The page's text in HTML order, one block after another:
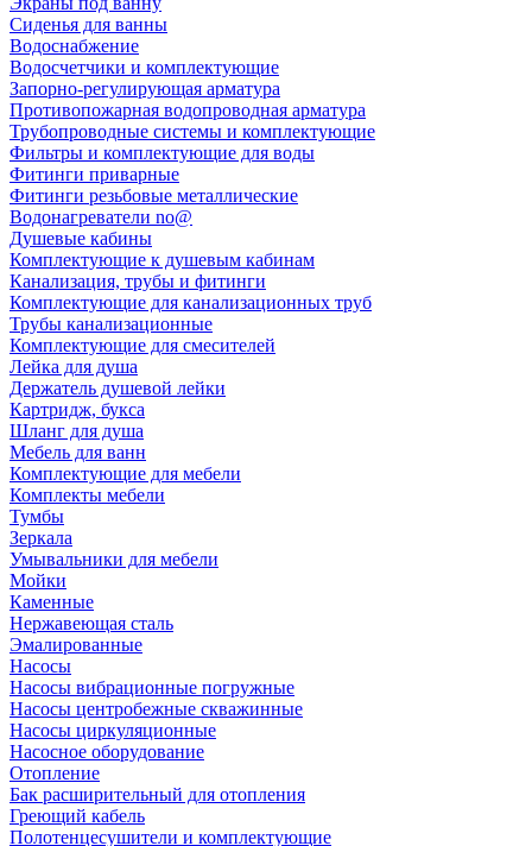
Сиденья для ванны
Водоснабжение
Водосчетчики и комплектующие
Запорно-регулирующая арматура
Противопожарная водопроводная арматура
Трубопроводные системы и комплектующие
Фильтры и комплектующие для воды
Фитинги приварные
Фитинги резьбовые металлические
Водонагреватели no@
Душевые кабины
Комплектующие к душевым кабинам
Канализация, трубы и фитинги
Комплектующие для канализационных труб
Трубы канализационные
Комплектующие для смесителей
Лейка для душа
Держатель душевой лейки
Картридж, букса
Шланг для душа
Мебель для ванн
Комплектующие для мебели
Комплекты мебели
Тумбы
Зеркала
Умывальники для мебели
Мойки
Каменные
Нержавеющая сталь
Эмалированные
Насосы
Насосы вибрационные погружные
Насосы центробежные скважинные
Насосы циркуляционные
Насосное оборудование
Отопление
Бак расширительный для отопления
Греющий кабель
Полотенцесушители и комплектующие